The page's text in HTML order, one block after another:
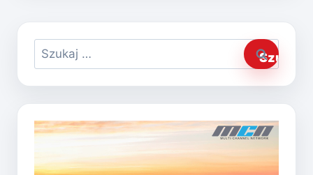
Szukaj: